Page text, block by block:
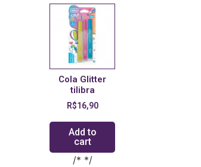
Cola Glitter
tilibra
R$16,90
Add to
cart
/* */